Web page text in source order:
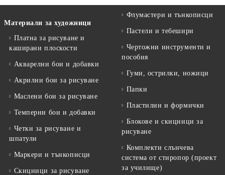
Материали за художници
Платна за рисуване и
каширани плоскости
Акварелни бои и добавки
Акрилни бои за рисуване
Маслени бои за рисуване
Темперни бои и добавки
Четки за рисуване и
шпатули
Маркери и тънкописци
Скицници за рисуване
Флумастери и тънкописци
Пастели и тебешири
Чертожни инструменти и
пособия
Гуми, острилки, ножици
Папки
Пластилин и формички
Блокове и скицници за
рисуване
Комплекти слънчева
система от стиропор (проект
за училище)